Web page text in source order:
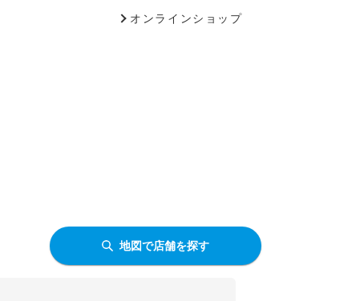
オンラインショップ
地図で店舗を探す